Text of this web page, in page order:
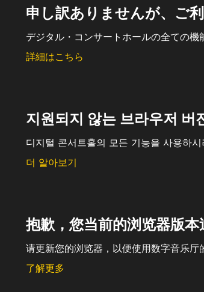
申し訳ありませんが、ご
デジタル・コンサートホールの全ての機
詳細はこちら
지원되지 않는 브라우저 버
디지털 콘서트홀의 모든 기능을 사용하
더 알아보기
抱歉，您当前的浏览器版本
请更新您的浏览器，以便使用数字音乐厅
了解更多